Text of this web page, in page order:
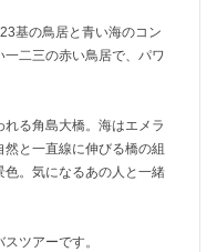
基の鳥居と青い海のコン
一二三の赤い鳥居で、パワ
る角島大橋。海はエメラ
と一直線に伸びる橋の組
。気になるあの人と一緒
ツアーです。